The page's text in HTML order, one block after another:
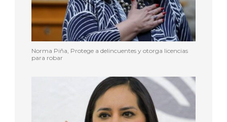
Norma Piña, Protege a delincuentes y otorga licencias
para robar